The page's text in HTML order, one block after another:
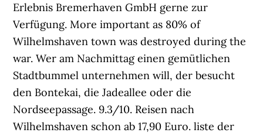
Erlebnis Bremerhaven GmbH gerne zur
Verfügung. More important as 80% of
Wilhelmshaven town was destroyed during the
war. Wer am Nachmittag einen gemütlichen
Stadtbummel unternehmen will, der besucht
den Bontekai, die Jadeallee oder die
Nordseepassage. 9.3/10. Reisen nach
Wilhelmshaven schon ab 17,90 Euro. liste der